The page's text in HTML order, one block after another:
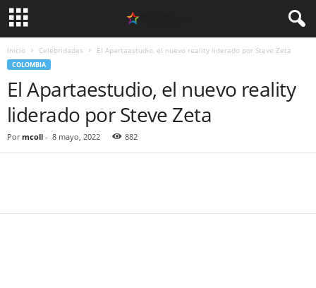
Inicio Celebridades El Apartaestudio, el nuevo reality liderado por Steve Zeta
COLOMBIA
El Apartaestudio, el nuevo reality
liderado por Steve Zeta
Por mcoll - 8 mayo, 2022 882